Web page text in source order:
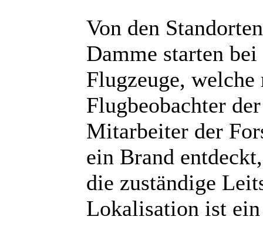
Von den
Damme starten
Flugzeuge,
Flugbeobachter
Mitarbeiter der
ein Brand
die zuständige
Lokalisation ist